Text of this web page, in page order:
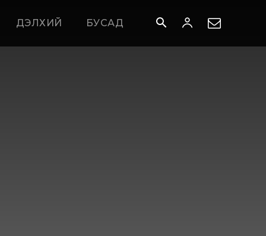
ДЭЛХИЙ БУСАД